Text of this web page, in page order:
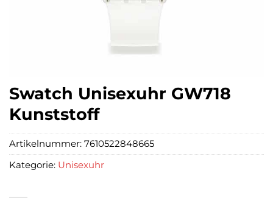
Swatch Unisexuhr GW718
Kunststoff
Artikelnummer: 7610522848665
Kategorie: Unisexuhr